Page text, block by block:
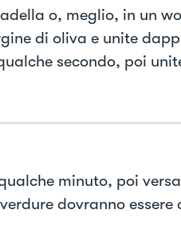
o, meglio, in un
di oliva e unite
secondo, poi
minuto, poi
dovranno